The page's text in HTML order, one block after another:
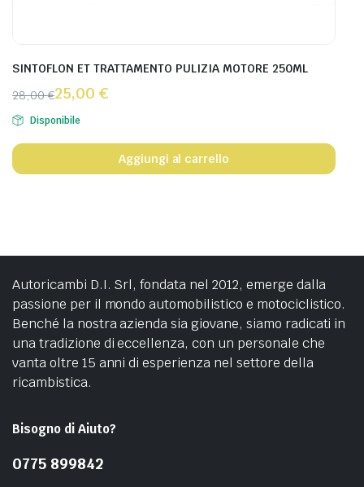
SINTOFLON ET TRATTAMENTO PULIZIA MOTORE 250ML
28,00€25,00 €
Disponibile
Aggiungi al carrello
Autoricambi D.I. Srl, fondata nel 2012, emerge dalla
passione per il mondo automobilistico e motociclistico.
Benché la nostra azienda sia giovane, siamo radicati in
una tradizione di eccellenza, con un personale che
vanta oltre 15 anni di esperienza nel settore della
ricambistica.
Bisogno di Aiuto?
0775 899842